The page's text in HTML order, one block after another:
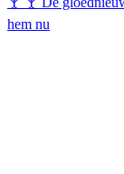
hem nu